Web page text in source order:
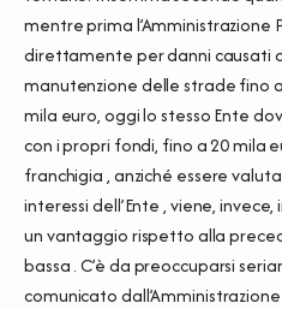
mentre prima
direttamente per danni causati
manutenzione delle strade fino
mila euro, oggi lo stesso Ente
con i propri fondi, fino a 20 mila
franchigia , anziché essere
interessi dell’Ente , viene,
un vantaggio rispetto alla
bassa . C’è da preoccuparsi
comunicato